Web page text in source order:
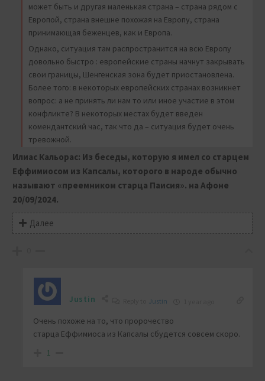
может быть и другая маленькая страна – страна рядом с
Европой, страна внешне похожая на Европу, страна
принимающая беженцев, как и Европа.
Однако, ситуация там распространится на всю Европу
довольно быстро : европейские страны начнут закрывать
свои границы, Шенгенская зона будет приостановлена.
Более того: в некоторых европейских странах возникнет
вопрос: а не принять ли нам то или иное участие в этом
конфликте? В некоторых местах будет введен
комендантский час, так что да – ситуация будет очень
тревожной.
Илиас Кальорас: Из беседы, которую я имел со старцем
Еффимиосом из Капсалы, которого в народе обычно
называют «преемником старца Паисия». на Афоне
20/09/2024.
Далее
Justin Justin
Очень похоже на то, что пророчество
старца Еффимиоса из Капсалы сбудется совсем скоро.
1